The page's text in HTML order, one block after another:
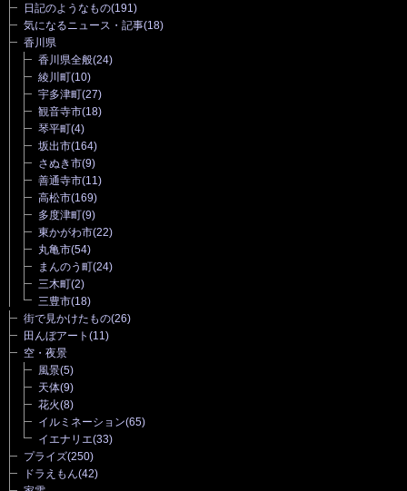
日記のようなもの(191)
気になるニュース・記事(18)
香川県
香川県全般(24)
綾川町(10)
宇多津町(27)
観音寺市(18)
琴平町(4)
坂出市(164)
さぬき市(9)
善通寺市(11)
高松市(169)
多度津町(9)
東かがわ市(22)
丸亀市(54)
まんのう町(24)
三木町(2)
三豊市(18)
街で見かけたもの(26)
田んぼアート (11)
空・夜景
風景(5)
天体(9)
花火(8)
イルミネーション(65)
イエナリエ(33)
プライズ(250)
ドラえもん(42)